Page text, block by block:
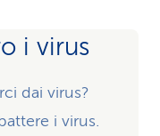
i virus
dai virus?
i virus.